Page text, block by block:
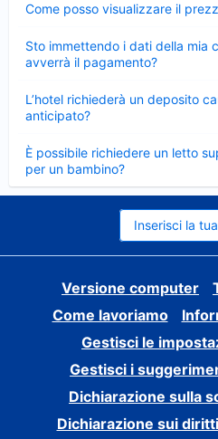
Come posso visualizzare il
chiuso
Sto immettendo i dati della mia
avverrà il pagamento?
chiuso
L’hotel richiederà un deposito
anticipato?
chiuso
È possibile richiedere un letto
per un bambino?
Elemento
chiuso
Inserisci la
Versione computer
Come lavoriamo
Gestisci le
Gestisci i
Dichiarazione sulla
Dichiarazione sui